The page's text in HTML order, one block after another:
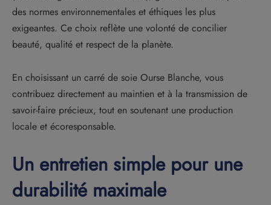
des normes environnementales et éthiques les plus
exigeantes. Ce choix reflète une volonté de concilier
beauté, qualité et respect de la planète.
En choisissant un carré de soie Ourse Blanche, vous
contribuez directement au maintien et à la transmission de
savoir-faire précieux, tout en soutenant une production
locale et écoresponsable.
Un entretien simple pour une
durabilité maximale